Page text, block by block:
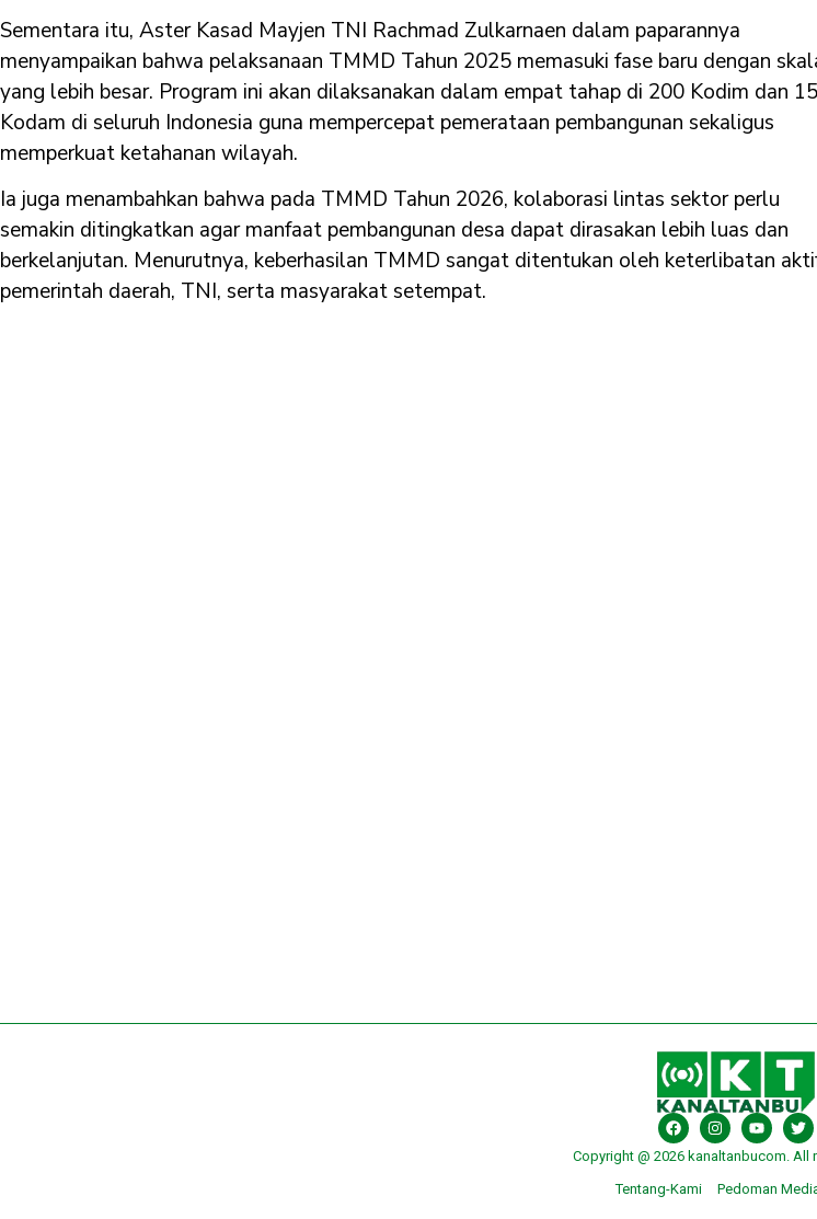
Sementara itu, Aster Kasad Mayjen TNI Rachmad Zulkarnaen dalam paparannya
menyampaikan bahwa pelaksanaan TMMD Tahun 2025 memasuki fase baru dengan
yang lebih besar. Program ini akan dilaksanakan dalam empat tahap di 200 Kodim dan 15
Kodam di seluruh Indonesia guna mempercepat pemerataan pembangunan sekaligus
memperkuat ketahanan wilayah.
Ia juga menambahkan bahwa pada TMMD Tahun 2026, kolaborasi lintas sektor perlu
semakin ditingkatkan agar manfaat pembangunan desa dapat dirasakan lebih luas dan
berkelanjutan. Menurutnya, keberhasilan TMMD sangat ditentukan oleh keterlibatan
pemerintah daerah, TNI, serta masyarakat setempat.
Copyright @ 2026 kanaltanbucom. All
Tentang-Kami
Pedoman